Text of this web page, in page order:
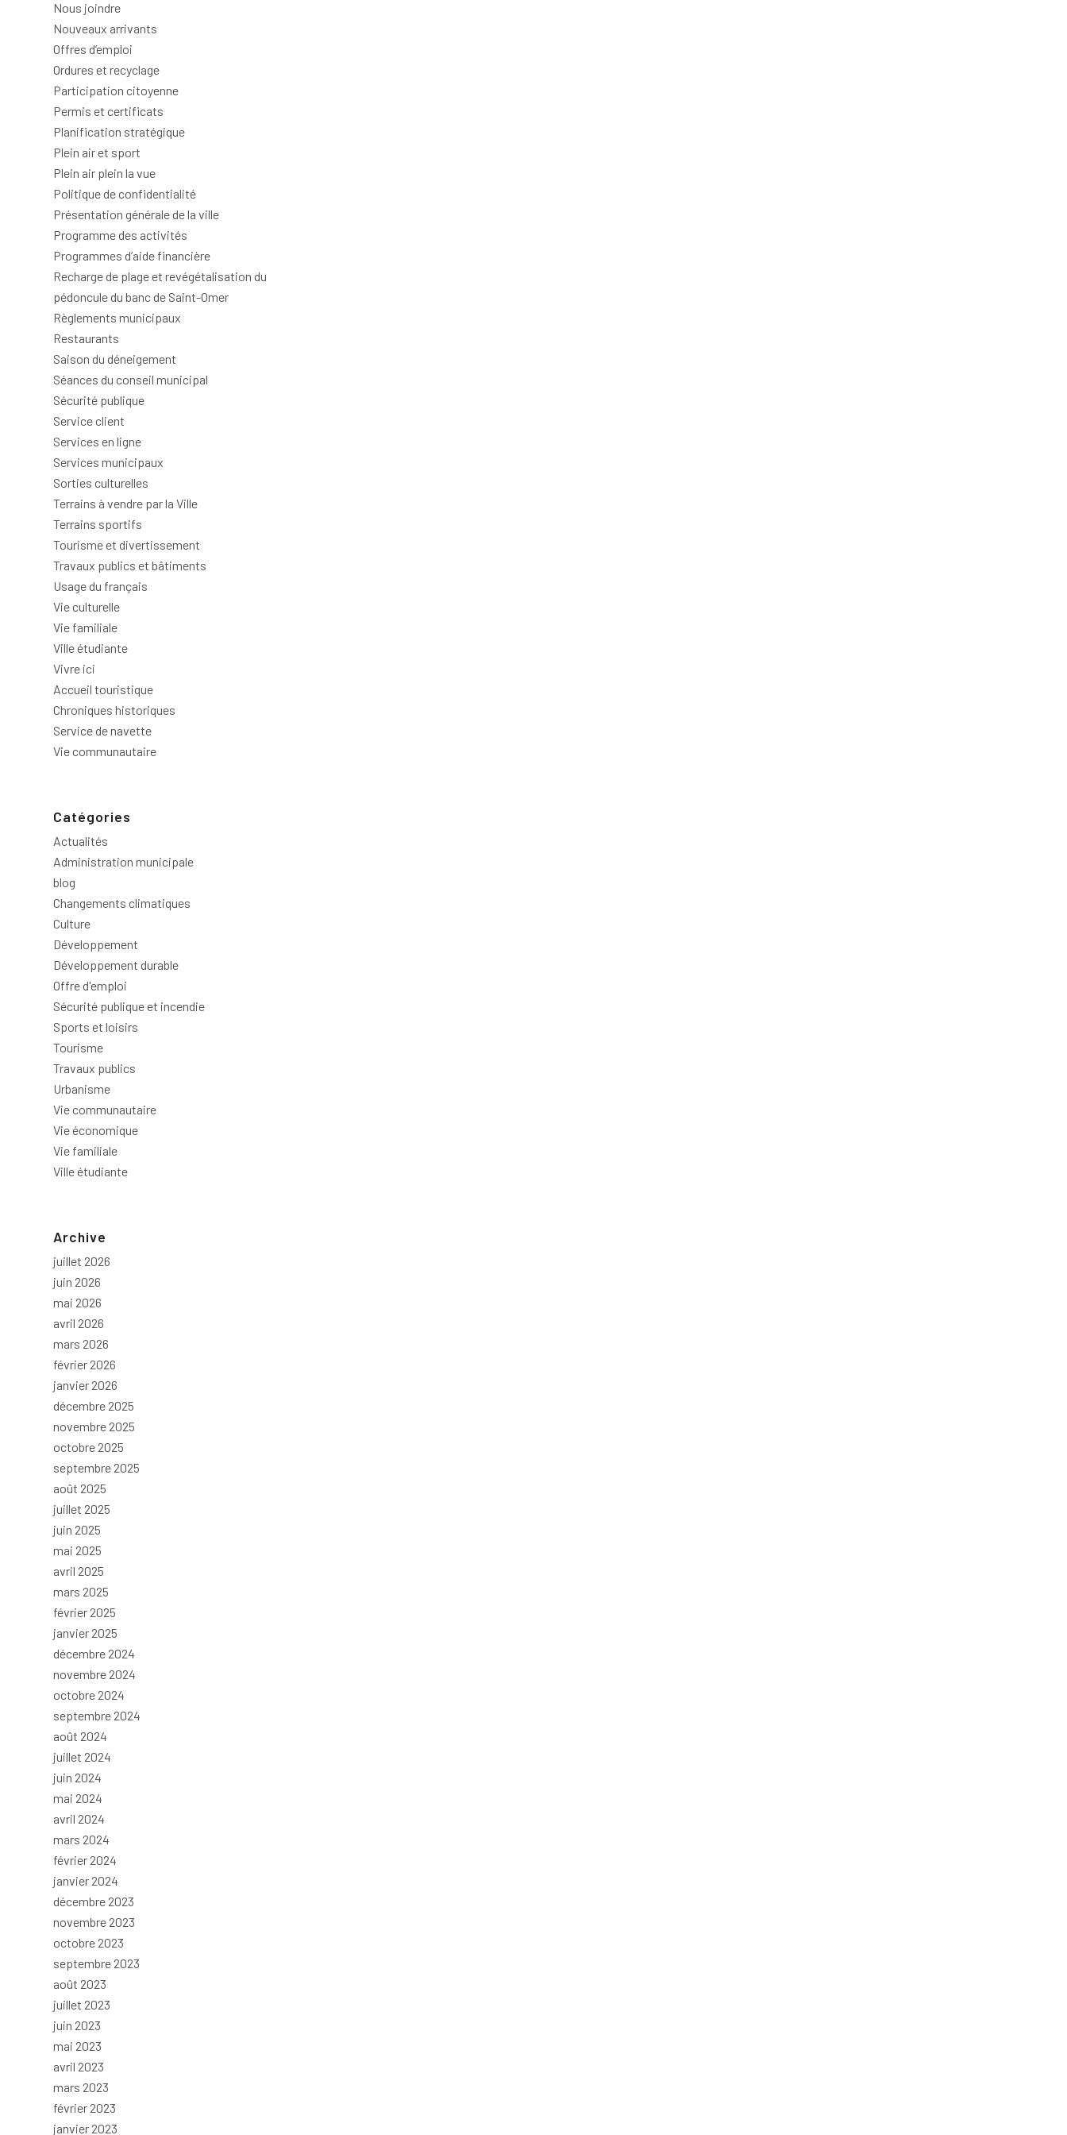
Nous joindre
Nouveaux arrivants
Offres d’emploi
Ordures et recyclage
Participation citoyenne
Permis et certificats
Planification stratégique
Plein air et sport
Plein air plein la vue
Politique de confidentialité
Présentation générale de la ville
Programme des activités
Programmes d’aide financière
Recharge de plage et revégétalisation du
pédoncule du banc de Saint-Omer
Règlements municipaux
Restaurants
Saison du déneigement
Séances du conseil municipal
Sécurité publique
Service client
Services en ligne
Services municipaux
Sorties culturelles
Terrains à vendre par la Ville
Terrains sportifs
Tourisme et divertissement
Travaux publics et bâtiments
Usage du français
Vie culturelle
Vie familiale
Ville étudiante
Vivre ici
Accueil touristique
Chroniques historiques
Service de navette
Vie communautaire
Catégories
Actualités
Administration municipale
blog
Changements climatiques
Culture
Développement
Développement durable
Offre d'emploi
Sécurité publique et incendie
Sports et loisirs
Tourisme
Travaux publics
Urbanisme
Vie communautaire
Vie économique
Vie familiale
Ville étudiante
Archive
juillet 2026
juin 2026
mai 2026
avril 2026
mars 2026
février 2026
janvier 2026
décembre 2025
novembre 2025
octobre 2025
septembre 2025
août 2025
juillet 2025
juin 2025
mai 2025
avril 2025
mars 2025
février 2025
janvier 2025
décembre 2024
novembre 2024
octobre 2024
septembre 2024
août 2024
juillet 2024
juin 2024
mai 2024
avril 2024
mars 2024
février 2024
janvier 2024
décembre 2023
novembre 2023
octobre 2023
septembre 2023
août 2023
juillet 2023
juin 2023
mai 2023
avril 2023
mars 2023
février 2023
janvier 2023